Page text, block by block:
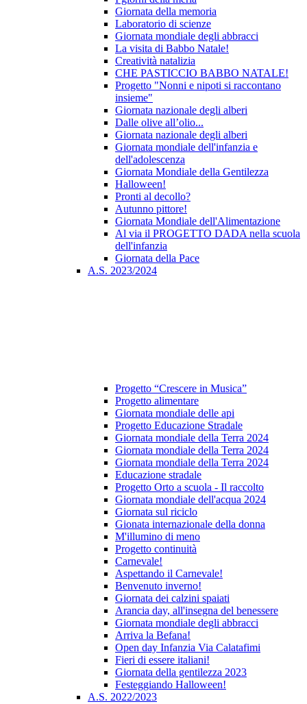
Giornata della memoria
Laboratorio di scienze
Giornata mondiale degli abbracci
La visita di Babbo Natale!
Creatività natalizia
CHE PASTICCIO BABBO NATALE!
Progetto "Nonni e nipoti si raccontano
insieme"
Giornata nazionale degli alberi
Dalle olive all’olio...
Giornata nazionale degli alberi
Giornata mondiale dell'infanzia e
dell'adolescenza
Giornata Mondiale della Gentilezza
Halloween!
Pronti al decollo?
Autunno pittore!
Giornata Mondiale dell'Alimentazione
Al via il PROGETTO DADA nella scuola
dell'infanzia
Giornata della Pace
A.S. 2023/2024
Progetto “Crescere in Musica”
Progetto alimentare
Giornata mondiale delle api
Progetto Educazione Stradale
Giornata mondiale della Terra 2024
Giornata mondiale della Terra 2024
Giornata mondiale della Terra 2024
Educazione stradale
Progetto Orto a scuola - Il raccolto
Giornata mondiale dell'acqua 2024
Giornata sul riciclo
Gionata internazionale della donna
M'illumino di meno
Progetto continuità
Carnevale!
Aspettando il Carnevale!
Benvenuto inverno!
Giornata dei calzini spaiati
Arancia day, all'insegna del benessere
Giornata mondiale degli abbracci
Arriva la Befana!
Open day Infanzia Via Calatafimi
Fieri di essere italiani!
Giornata della gentilezza 2023
Festeggiando Halloween!
A.S. 2022/2023